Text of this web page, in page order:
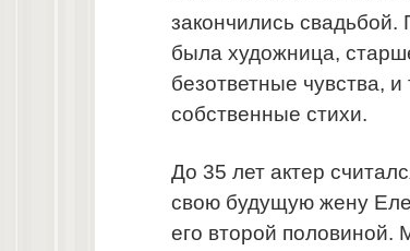
закончились
была художница,
безответные чувства,
собственные стихи.
До 35 лет актер
свою будущую жену
его второй половиной.